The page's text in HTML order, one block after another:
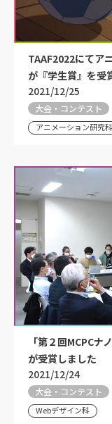
TAAF2022にてア
が『学生賞』を受
2021/12/25
大会・コンテスト
アニメーション研究科
「第２回MCPC
が受賞しました
2021/12/24
大会・コンテスト
Webデザイン科